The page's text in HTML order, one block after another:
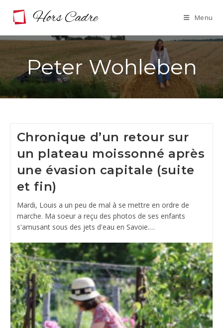
Menu
Peter Wohleben
Chronique d’un retour sur
un plateau moissonné après
une évasion capitale (suite
et fin)
Mardi, Louis a un peu de mal à se mettre en ordre de
marche. Ma soeur a reçu des photos de ses enfants
s'amusant sous des jets d'eau en Savoie.…